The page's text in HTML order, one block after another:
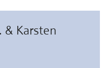
& Karsten